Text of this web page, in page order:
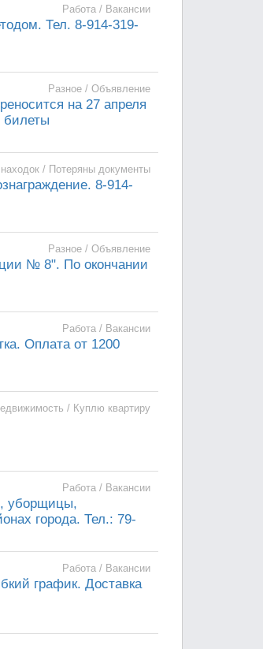
Работа / Вакансии
Тел. 8-914-319-
Разное / Объявление
на 27 апреля
билеты
/ Потеряны документы
8-914-
Разное / Объявление
№ 8". По окончании
Работа / Вакансии
Оплата от 1200
/ Куплю квартиру
Работа / Вакансии
уборщицы,
города. Тел.: 79-
Работа / Вакансии
график. Доставка